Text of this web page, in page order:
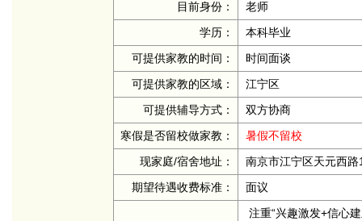
目前身份：
老师
学历：
本科毕业
可提供家教的时间：
时间面谈
可提供家教的区域：
江宁区
可提供辅导方式：
双方协商
寒假是否留校做家教：
暑假不留校
现家庭/宿舍地址：
南京市江宁区天元西路
期望待遇收费标准：
面议
注重“兴趣激发+信心